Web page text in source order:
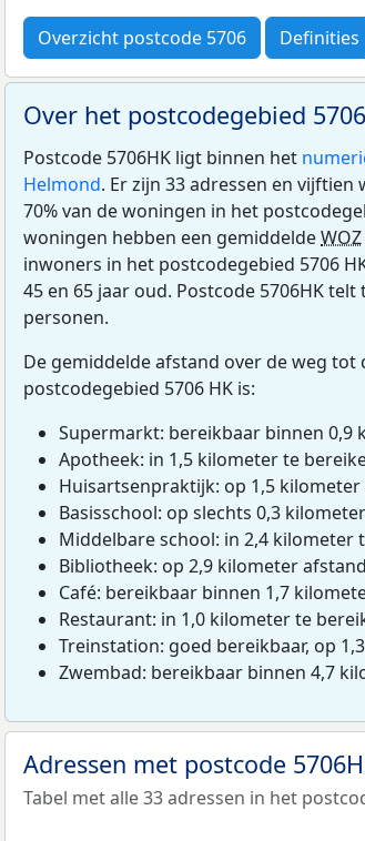
Overzicht postcode 5706 Definities
Over het postcodegebied
Postcode 5706HK ligt binnen het
Helmond. Er zijn 33 adressen en
70% van de woningen in het
woningen hebben een gemiddeldeWOZ
inwoners in het postcodegebied 5706
45 en 65 jaar oud. Postcode 5706HK
personen.
De gemiddelde afstand over de weg
postcodegebied 5706 HK is:
Supermarkt: bereikbaar binnen 0,9
Apotheek: in 1,5 kilometer te
Huisartsenpraktijk: op 1,5 kilometer
Basisschool: op slechts 0,3
Middelbare school: in 2,4 kilometer
Bibliotheek: op 2,9 kilometer
Café: bereikbaar binnen 1,7
Restaurant: in 1,0 kilometer te
Treinstation: goed bereikbaar, op
Zwembad: bereikbaar binnen 4,7
Adressen met postcode
Tabel met alle 33 adressen in het